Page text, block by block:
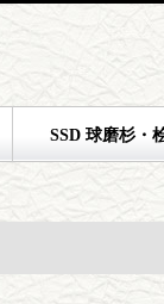
SSD 球磨杉・